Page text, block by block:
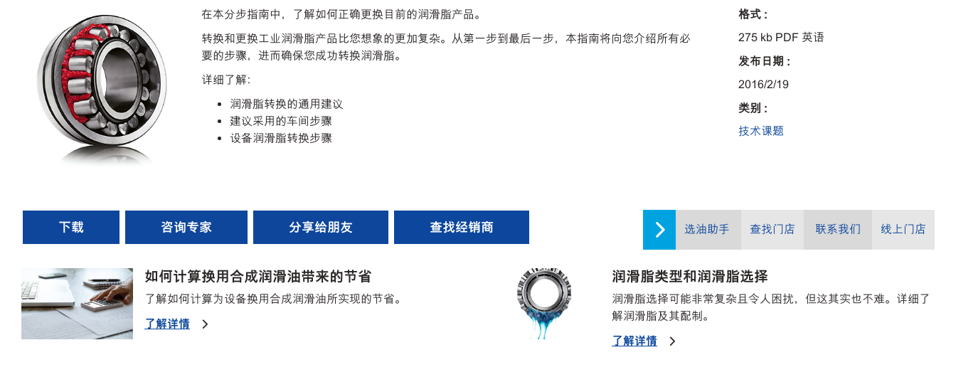
选油助手 查找门店 联系我们 线上门店
在本分步指南中，了解如何正确更换目前的润滑脂产品。
转换和更换工业润滑脂产品比您想象的更加复杂。从第一步到最后一步，本指南将向您介绍所有必
要的步骤，进而确保您成功转换润滑脂。
详细了解：
润滑脂转换的通用建议
建议采用的车间步骤
设备润滑脂转换步骤
格式 :
275 kb PDF 英语
发布日期 :
2016/2/19
类别 :
技术课题
下载 咨询专家 分享给朋友 查找经销商
如何计算换用合成润滑油带来的节省
了解如何计算为设备换用合成润滑油所实现的节省。
了解详情
润滑脂类型和润滑脂选择
润滑脂选择可能非常复杂且令人困扰，但这其实也不难。详细了
解润滑脂及其配制。
了解详情